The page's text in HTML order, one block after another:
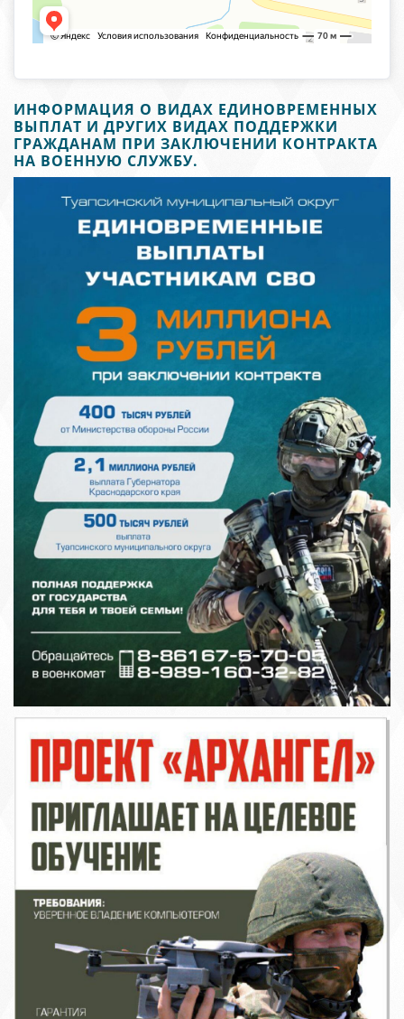
ИНФОРМАЦИЯ О ВИДАХ ЕДИНОВРЕМЕННЫХ
ВЫПЛАТ И ДРУГИХ ВИДАХ ПОДДЕРЖКИ
ГРАЖДАНАМ ПРИ ЗАКЛЮЧЕНИИ КОНТРАКТА
НА ВОЕННУЮ СЛУЖБУ.